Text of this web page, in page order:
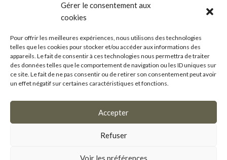
Business/Mice
Salle de presse
OpenSub
subventions édité par laSociété Lanteas
Gérer le consentement aux
cookies
Pour offrir les meilleures expériences, nous utilisons des technologies
telles que les cookies pour stocker et/ou accéder aux informations des
appareils. Le fait de consentir à ces technologies nous permettra de traiter
des données telles que le comportement de navigation ou les ID uniques sur
ce site. Le fait de ne pas consentir ou de retirer son consentement peut avoir
un effet négatif sur certaines caractéristiques et fonctions.
Accepter
Refuser
Voir les préférences